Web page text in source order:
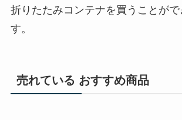
折りたたみコンテナを買うことがで
す。
売れている おすすめ商品